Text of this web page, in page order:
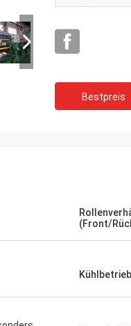
Bestpreis
(Front/
Kühlbetrieb